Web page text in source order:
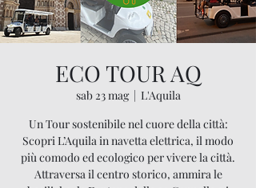
ECO TOUR AQ
sab 23 mag
  |
L'Aquila
Un Tour sostenibile nel cuore della città:
Scopri L’Aquila in navetta elettrica, il modo
più comodo ed ecologico per vivere la città.
Attraversa il centro storico, ammira le